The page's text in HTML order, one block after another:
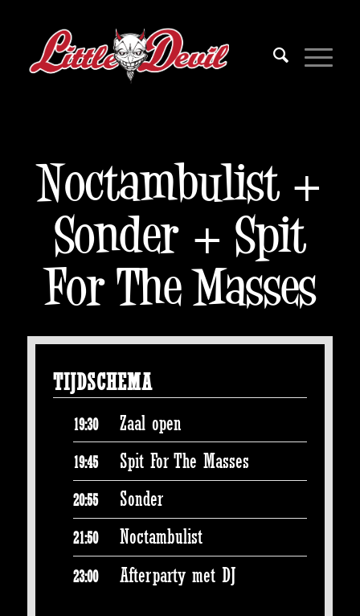
Noctambulist +
Sonder + Spit
For The Masses
TIJDSCHEMA
19:30 Zaal open
19:45 Spit For The Masses
20:55 Sonder
21:50 Noctambulist
23:00 Afterparty met DJ